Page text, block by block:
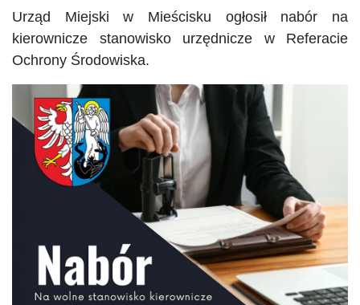
Urząd Miejski w Mieścisku ogłosił nabór na
kierownicze stanowisko urzędnicze w Referacie
Ochrony Środowiska.